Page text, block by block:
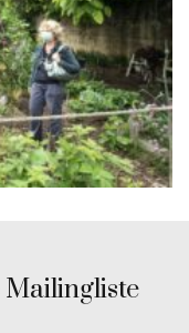
Mailingliste